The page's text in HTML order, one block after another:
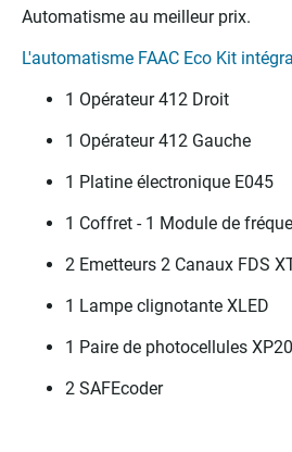
Automatisme au meilleur prix.
L'automatisme FAAC Eco Kit
1 Opérateur 412 Droit
1 Opérateur 412 Gauche
1 Platine électronique E045
1 Coffret - 1 Module de
2 Emetteurs 2 Canaux FDS
1 Lampe clignotante XLED
1 Paire de photocellules
2 SAFEcoder